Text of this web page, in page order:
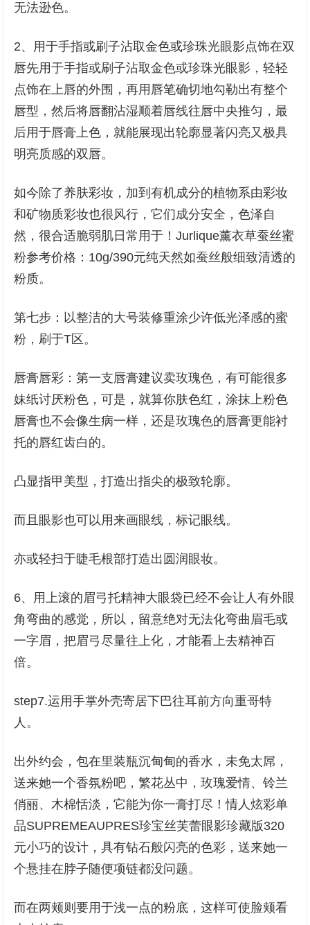
无法逊色。
2、用于手指或刷子沾取金色或珍珠光眼影点饰在双
唇先用于手指或刷子沾取金色或珍珠光眼影，轻轻
点饰在上唇的外围，再用唇笔确切地勾勒出有整个
唇型，然后将唇翻沾湿顺着唇线往唇中央推匀，最
后用于唇膏上色，就能展现出轮廓显著闪亮又极具
明亮质感的双唇。
如今除了养肤彩妆，加到有机成分的植物系由彩妆
和矿物质彩妆也很风行，它们成分安全，色泽自
然，很合适脆弱肌日常用于！Jurlique薰衣草蚕丝蜜
粉参考价格：10g/390元纯天然如蚕丝般细致清透的
粉质。
第七步：以整洁的大号装修重涂少许低光泽感的蜜
粉，刷于T区。
唇膏唇彩：第一支唇膏建议卖玫瑰色，有可能很多
妹纸讨厌粉色，可是，就算你肤色红，涂抹上粉色
唇膏也不会像生病一样，还是玫瑰色的唇膏更能衬
托的唇红齿白的。
凸显指甲美型，打造出指尖的极致轮廓。
而且眼影也可以用来画眼线，标记眼线。
亦或轻扫于睫毛根部打造出圆润眼妆。
6、用上滚的眉弓托精神大眼袋已经不会让人有外眼
角弯曲的感觉，所以，留意绝对无法化弯曲眉毛或
一字眉，把眉弓尽量往上化，才能看上去精神百
倍。
step7.运用手掌外壳寄居下巴往耳前方向重哥特
人。
出外约会，包在里装瓶沉甸甸的香水，未免太屌，
送来她一个香氛粉吧，繁花丛中，玫瑰爱情、铃兰
俏丽、木棉恬淡，它能为你一膏打尽！情人炫彩单
品SUPREMEAUPRES珍宝丝芙蕾眼影珍藏版320
元小巧的设计，具有钻石般闪亮的色彩，送来她一
个悬挂在脖子随便项链都没问题。
而在两颊则要用于浅一点的粉底，这样可使脸颊看